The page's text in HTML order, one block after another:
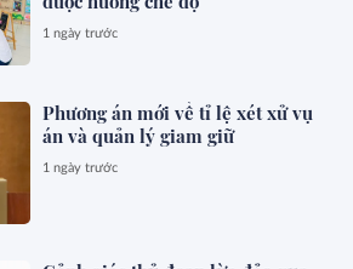
1 ngày trước
Phương án mới về tỉ lệ xét xử vụ
án và quản lý giam giữ
1 ngày trước